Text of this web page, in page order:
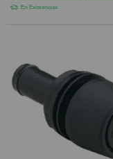
En Existencias